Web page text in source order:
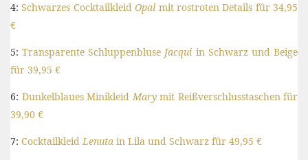
4:Schwarzes CocktailkleidOpal mit rostroten Details für 34,95
€
5:Transparente Schluppenbluse Jacqui in Schwarz und Beige
für 39,95 €
6: Dunkelblaues MinikleidMarymit Reißverschlusstaschen für
39,90 €
7: CocktailkleidLenuta in Lila und Schwarz für 49,95 €